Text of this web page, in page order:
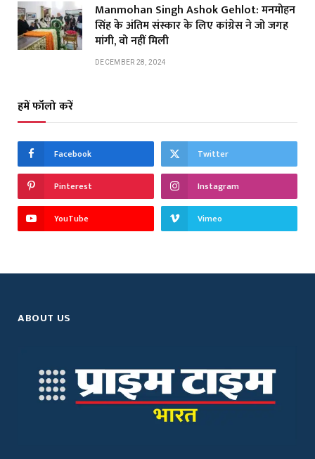
Manmohan Singh Ashok Gehlot: मनमोहन
सिंह के अंतिम संस्कार के लिए कांग्रेस ने जो जगह
मांगी, वो नहीं मिली
DECEMBER 28, 2024
हमें फॉलो करें
Facebook Twitter
Pinterest Instagram
YouTube Vimeo
ABOUT US